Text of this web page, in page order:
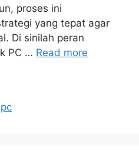
proses ini
yang tepat agar
Di sinilah peran
PC … Read more
pc